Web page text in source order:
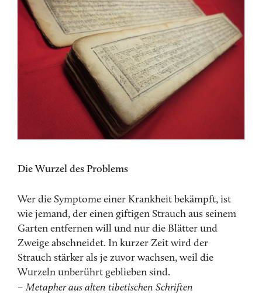
Die Wurzel des Problems
Wer die Symptome einer Krankheit bekämpft, ist
wie jemand, der einen giftigen Strauch aus seinem
Garten entfernen will und nur die Blätter und
Zweige abschneidet. In kurzer Zeit wird der
Strauch stärker als je zuvor wachsen, weil die
Wurzeln unberührt geblieben sind.
–Metapher aus alten tibetischen Schriften